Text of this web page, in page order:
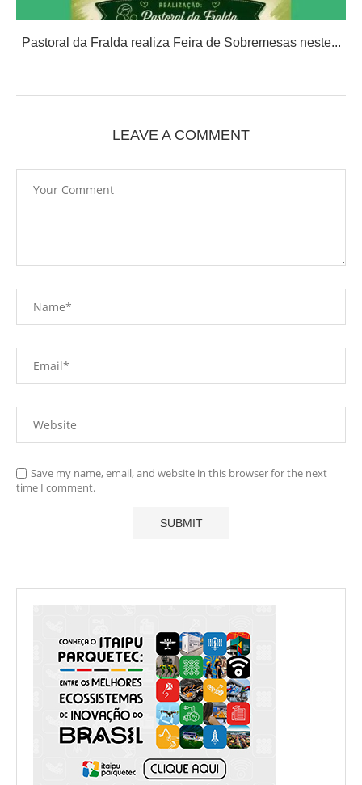
Pastoral da Fralda realiza Feira de Sobremesas neste...
LEAVE A COMMENT
Save my name, email, and website in this browser for the next
time I comment.